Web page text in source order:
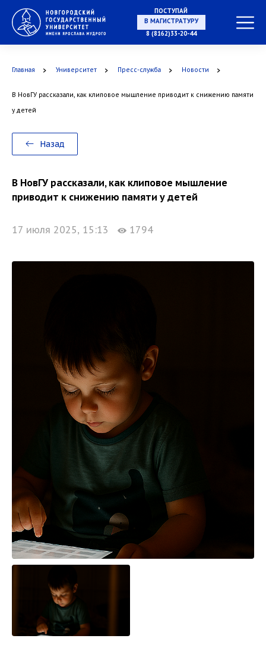
ПОСТУПАЙ
НА СПЕЦИАЛИТЕТ
В МАГИСТРАТУРУ
8 (8162)33-20-44
Главная Университет Пресс-служба Новости
В НовГУ рассказали, как клиповое мышление приводит к снижению памяти
у детей
Назад
В НовГУ рассказали, как клиповое мышление
приводит к снижению памяти у детей
17 июля 2025, 15:13 1794